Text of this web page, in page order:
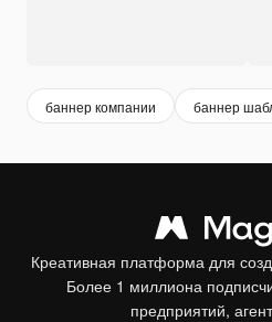
баннер компании баннер
Креативная платформа для
Более 1 миллиона
предприятий,